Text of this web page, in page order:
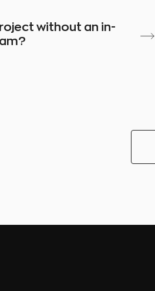
without an in-